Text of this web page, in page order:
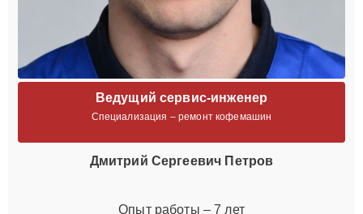
Ведущий сервис-инженер
Специализация – ремонт кофемашин
Дмитрий Сергеевич Петров
Опыт работы – 7 лет